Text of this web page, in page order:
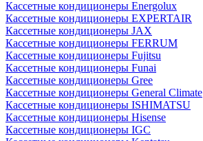
Кассетные кондиционеры Energolux
Кассетные кондиционеры EXPERTAIR
Кассетные кондиционеры JAX
Кассетные кондиционеры FERRUM
Кассетные кондиционеры Fujitsu
Кассетные кондиционеры Funai
Кассетные кондиционеры Gree
Кассетные кондиционеры General Climate
Кассетные кондиционеры ISHIMATSU
Кассетные кондиционеры Hisense
Кассетные кондиционеры IGC